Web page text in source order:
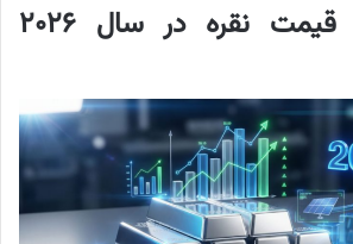
چرا پیش‌بینی قیمت نقره در سال ۲۰۲۶